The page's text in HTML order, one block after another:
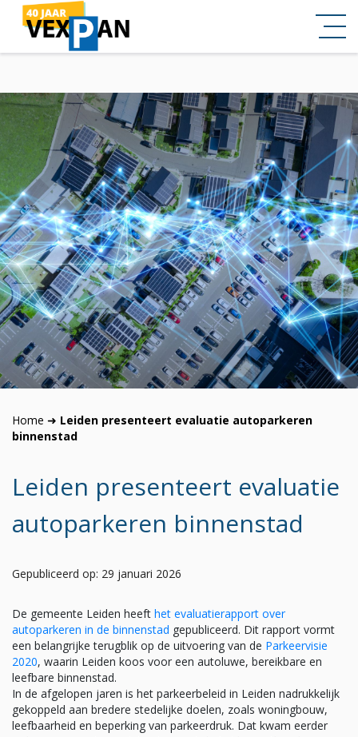
Home ➜ Leiden presenteert evaluatie autoparkeren
binnenstad
Leiden presenteert evaluatie
autoparkeren binnenstad
Gepubliceerd op: 29 januari 2026
De gemeente Leiden heeft het evaluatierapport over
autoparkeren in de binnenstad gepubliceerd. Dit rapport vormt
een belangrijke terugblik op de uitvoering van de Parkeervisie
2020, waarin Leiden koos voor een autoluwe, bereikbare en
leefbare binnenstad.
In de afgelopen jaren is het parkeerbeleid in Leiden nadrukkelijk
gekoppeld aan bredere stedelijke doelen, zoals woningbouw,
leefbaarheid en beperking van parkeerdruk. Dat kwam eerder